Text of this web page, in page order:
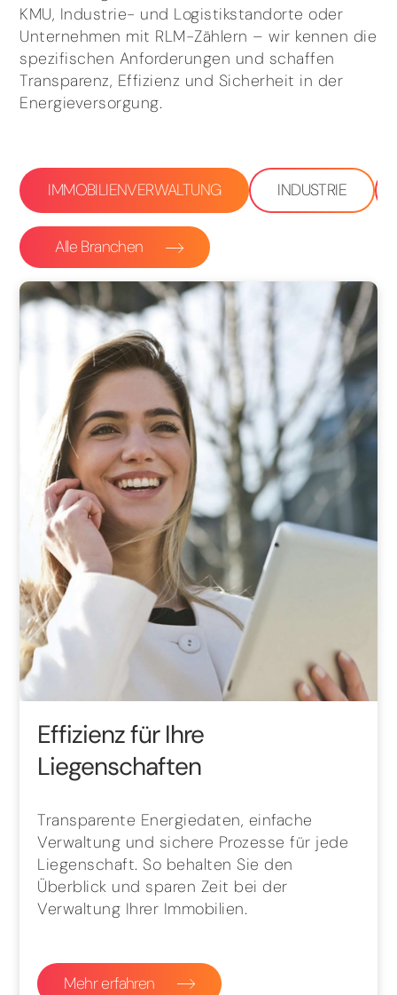
KMU, Industrie- und Logistikstandorte oder
Unternehmen mit RLM-Zählern – wir kennen die
spezifischen Anforderungen und schaffen
Transparenz, Effizienz und Sicherheit in der
Energieversorgung.
IMMOBILIENVERWALTUNG INDUSTRIE
Alle Branchen
Effizienz für Ihre
Liegenschaften
Transparente Energiedaten, einfache
Verwaltung und sichere Prozesse für jede
Liegenschaft. So behalten Sie den
Überblick und sparen Zeit bei der
Verwaltung Ihrer Immobilien.
Mehr erfahren